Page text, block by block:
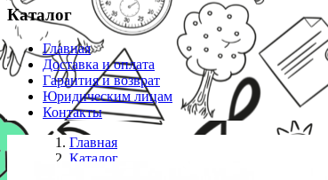
Каталог
Главная
Доставка и оплата
Гарантия и возврат
Юридическим лицам
Контакты
Главная
Каталог